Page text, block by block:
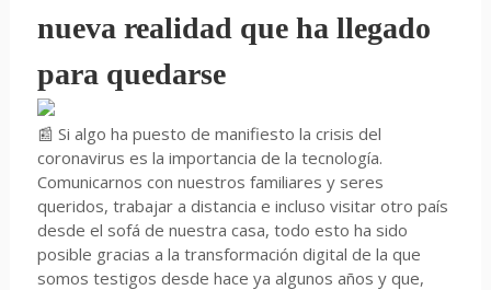
nueva realidad que ha llegado
para quedarse
📰 Si algo ha puesto de manifiesto la crisis del
coronavirus es la importancia de la tecnología.
Comunicarnos con nuestros familiares y seres
queridos, trabajar a distancia e incluso visitar otro país
desde el sofá de nuestra casa, todo esto ha sido
posible gracias a la transformación digital de la que
somos testigos desde hace ya algunos años y que,